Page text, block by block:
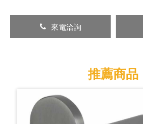
來電洽詢
推薦商品